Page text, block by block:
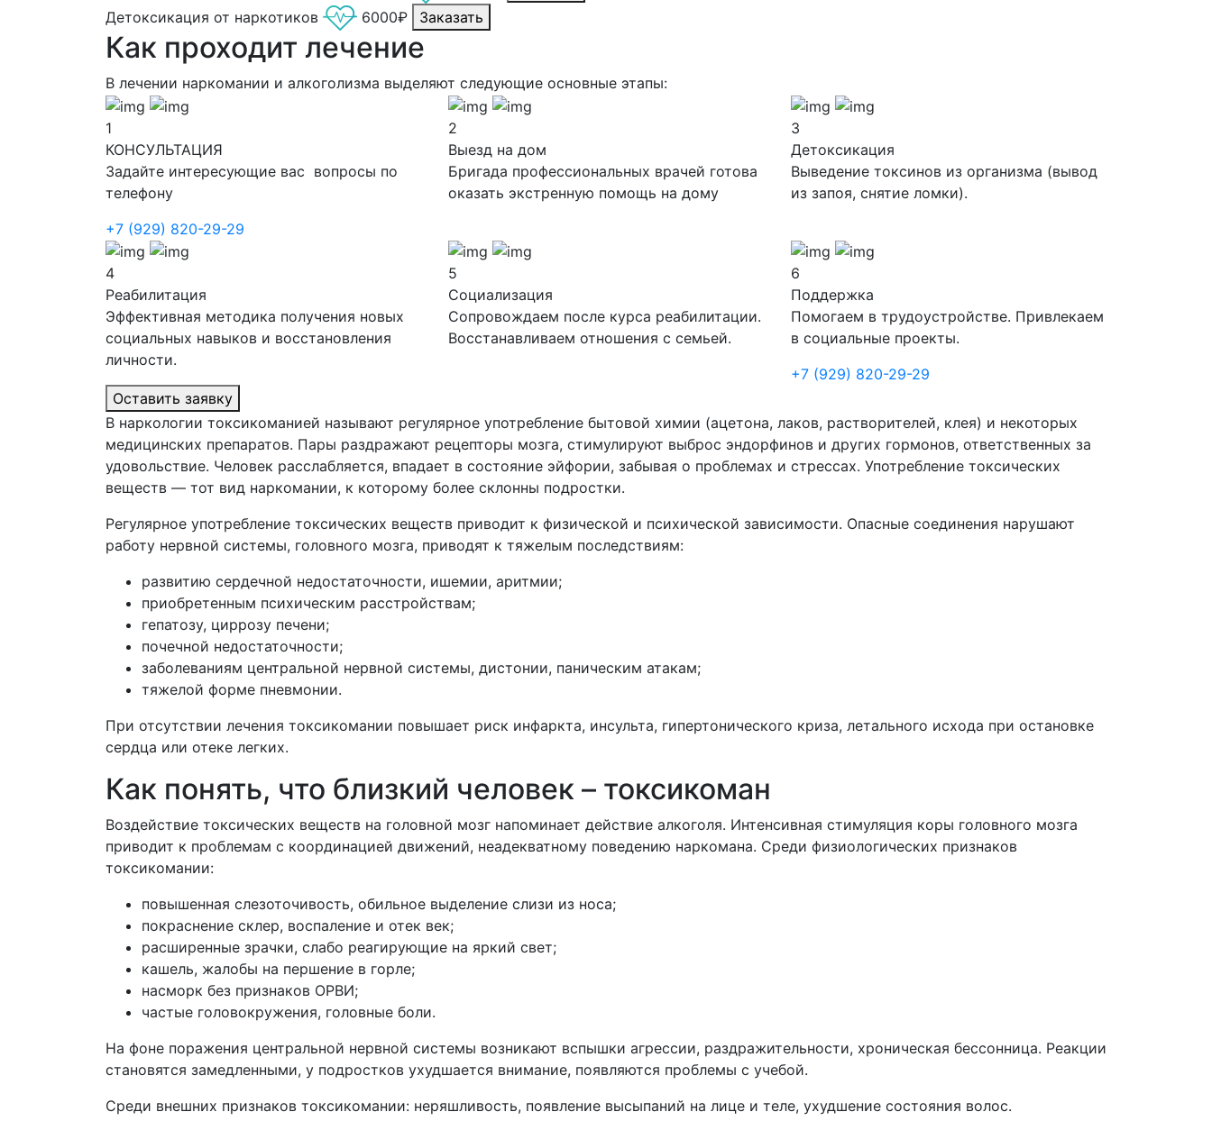
Детоксикация от наркотиков
6000₽ Заказать
Как проходит лечение
В лечении наркомании и алкоголизма выделяют следующие основные этапы:
1
КОНСУЛЬТАЦИЯ
Задайте интересующие вас вопросы по
телефону
+7 (929) 820-29-29
2
Выезд на дом
Бригада профессиональных врачей готова
оказать экстренную помощь на дому
3
Детоксикация
Выведение токсинов из организма (вывод
из запоя, снятие ломки).
4
Реабилитация
Эффективная методика получения новых
социальных навыков и восстановления
личности.
5
Социализация
Сопровождаем после курса реабилитации.
Восстанавливаем отношения с семьей.
6
Поддержка
Помогаем в трудоустройстве. Привлекаем
в социальные проекты.
+7 (929) 820-29-29
Оставить заявку
В наркологии токсикоманией называют регулярное употребление бытовой химии (ацетона, лаков, растворителей, клея) и некоторых
медицинских препаратов. Пары раздражают рецепторы мозга, стимулируют выброс эндорфинов и других гормонов, ответственных за
удовольствие. Человек расслабляется, впадает в состояние эйфории, забывая о проблемах и стрессах. Употребление токсических
веществ — тот вид наркомании, к которому более склонны подростки.
Регулярное употребление токсических веществ приводит к физической и психической зависимости. Опасные соединения нарушают
работу нервной системы, головного мозга, приводят к тяжелым последствиям:
развитию сердечной недостаточности, ишемии, аритмии;
приобретенным психическим расстройствам;
гепатозу, циррозу печени;
почечной недостаточности;
заболеваниям центральной нервной системы, дистонии, паническим атакам;
тяжелой форме пневмонии.
При отсутствии лечения токсикомании повышает риск инфаркта, инсульта, гипертонического криза, летального исхода при остановке
сердца или отеке легких.
Как понять, что близкий человек – токсикоман
Воздействие токсических веществ на головной мозг напоминает действие алкоголя. Интенсивная стимуляция коры головного мозга
приводит к проблемам с координацией движений, неадекватному поведению наркомана. Среди физиологических признаков
токсикомании:
повышенная слезоточивость, обильное выделение слизи из носа;
покраснение склер, воспаление и отек век;
расширенные зрачки, слабо реагирующие на яркий свет;
кашель, жалобы на першение в горле;
насморк без признаков ОРВИ;
частые головокружения, головные боли.
На фоне поражения центральной нервной системы возникают вспышки агрессии, раздражительности, хроническая бессонница. Реакции
становятся замедленными, у подростков ухудшается внимание, появляются проблемы с учебой.
Среди внешних признаков токсикомании: неряшливость, появление высыпаний на лице и теле, ухудшение состояния волос.